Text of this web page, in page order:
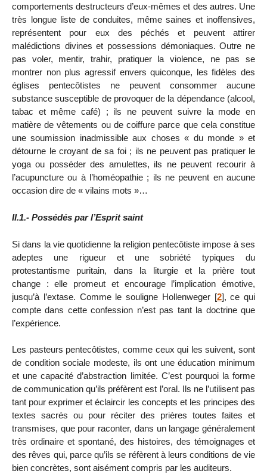
comportements destructeurs d’eux-mêmes et des autres. Une
très longue liste de conduites, même saines et inoffensives,
représentent pour eux des péchés et peuvent attirer
malédictions divines et possessions démoniaques. Outre ne
pas voler, mentir, trahir, pratiquer la violence, ne pas se
montrer non plus agressif envers quiconque, les fidèles des
églises pentecôtistes ne peuvent consommer aucune
substance susceptible de provoquer de la dépendance (alcool,
tabac et même café) ; ils ne peuvent suivre la mode en
matière de vêtements ou de coiffure parce que cela constitue
une soumission inadmissible aux choses « du monde » et
détourne le croyant de sa foi ; ils ne peuvent pas pratiquer le
yoga ou posséder des amulettes, ils ne peuvent recourir à
l’acupuncture ou à l’homéopathie ; ils ne peuvent en aucune
occasion dire de « vilains mots »…
II.1.- Possédés par l’Esprit saint
Si dans la vie quotidienne la religion pentecôtiste impose à ses
adeptes une rigueur et une sobriété typiques du
protestantisme puritain, dans la liturgie et la prière tout
change : elle promeut et encourage l’implication émotive,
jusqu’à l’extase. Comme le souligne Hollenweger[2], ce qui
compte dans cette confession n’est pas tant la doctrine que
l’expérience.
Les pasteurs pentecôtistes, comme ceux qui les suivent, sont
de condition sociale modeste, ils ont une éducation minimum
et une capacité d’abstraction limitée. C’est pourquoi la forme
de communication qu’ils préfèrent est l’oral. Ils ne l’utilisent pas
tant pour exprimer et éclaircir les concepts et les principes des
textes sacrés ou pour réciter des prières toutes faites et
transmises, que pour raconter, dans un langage généralement
très ordinaire et spontané, des histoires, des témoignages et
des rêves qui, parce qu’ils se réfèrent à leurs conditions de vie
bien concrètes, sont aisément compris par les auditeurs.